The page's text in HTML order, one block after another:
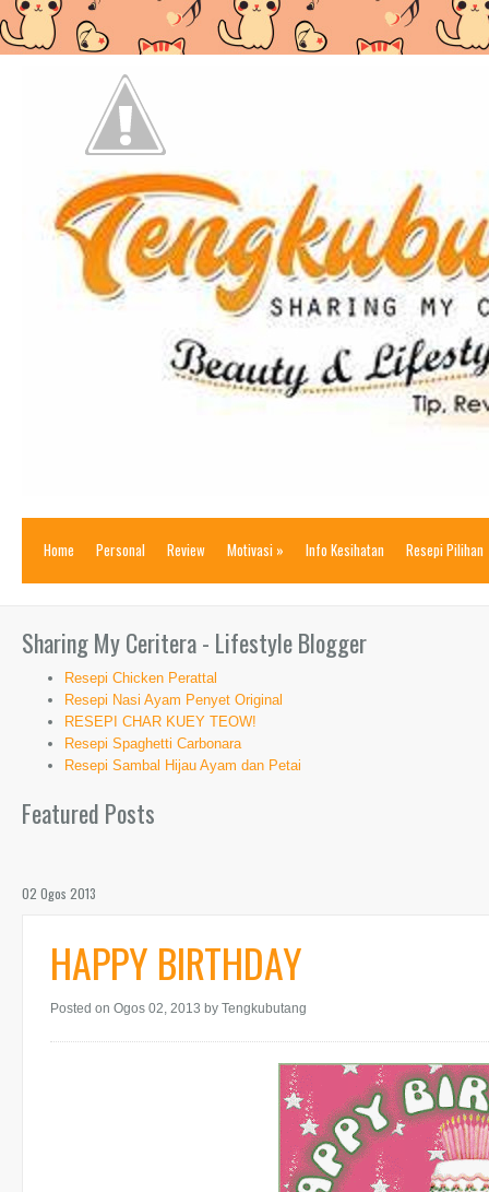
Home Personal Review Motivasi » Info Kesihatan Resepi Pilihan
Sharing My Ceritera - Lifestyle Blogger
Resepi Chicken Perattal
Resepi Nasi Ayam Penyet Original
RESEPI CHAR KUEY TEOW!
Resepi Spaghetti Carbonara
Resepi Sambal Hijau Ayam dan Petai
Featured Posts
02 Ogos 2013
HAPPY BIRTHDAY
Posted on Ogos 02, 2013 by Tengkubutang